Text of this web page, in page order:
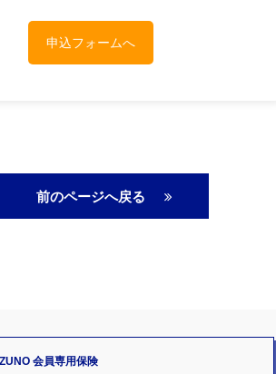
申込フォームへ
前のページへ戻る
会員専用保険